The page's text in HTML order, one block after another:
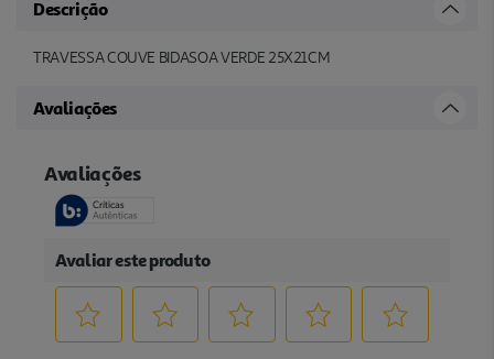
Descrição
TRAVESSA COUVE BIDASOA VERDE 25X21CM
Avaliações